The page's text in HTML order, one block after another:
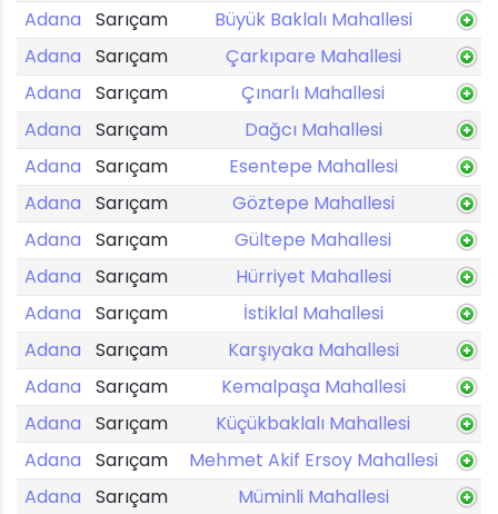
Adana
Sarıçam
Büyük Baklalı Mahallesi
Adana
Sarıçam
Çarkıpare Mahallesi
Adana
Sarıçam
Çınarlı Mahallesi
Adana
Sarıçam
Dağcı Mahallesi
Adana
Sarıçam
Esentepe Mahallesi
Adana
Sarıçam
Göztepe Mahallesi
Adana
Sarıçam
Gültepe Mahallesi
Adana
Sarıçam
Hürriyet Mahallesi
Adana
Sarıçam
İstiklal Mahallesi
Adana
Sarıçam
Karşıyaka Mahallesi
Adana
Sarıçam
Kemalpaşa Mahallesi
Adana
Sarıçam
Küçükbaklalı Mahallesi
Adana
Sarıçam
Mehmet Akif Ersoy Mahallesi
Adana
Sarıçam
Müminli Mahallesi